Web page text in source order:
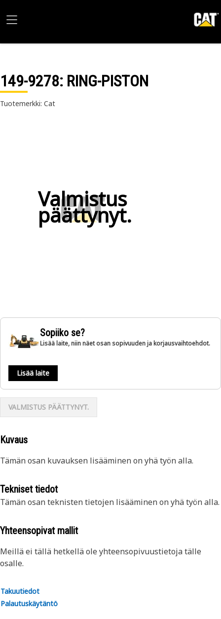
149-9278: RING-PISTON
Tuotemerkki: Cat
Valmistus
päättynyt.
Sopiiko se?
Lisää laite, niin näet osan sopivuuden ja korjausvaihtoehdot.
Lisää laite
VALMISTUS PÄÄTTYNYT.
Kuvaus
Tämän osan kuvauksen lisääminen on yhä työn alla.
Tekniset tiedot
Tämän osan teknisten tietojen lisääminen on yhä työn alla.
Yhteensopivat mallit
Meillä ei tällä hetkellä ole yhteensopivuustietoja tälle
osalle.
Takuutiedot
Palautuskäytäntö